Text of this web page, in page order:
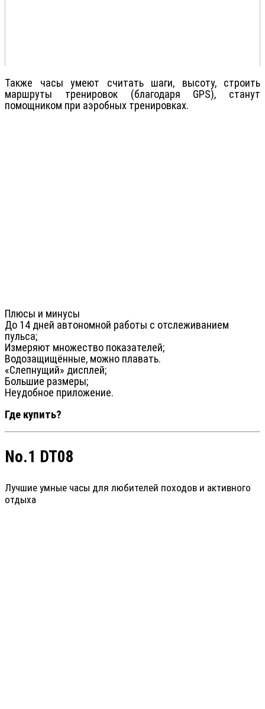
Также часы умеют считать шаги, высоту, строить
маршруты тренировок (благодаря GPS), станут
помощником при аэробных тренировках.
Плюсы и минусы
До 14 дней автономной работы с отслеживанием
пульса;
Измеряют множество показателей;
Водозащищённые, можно плавать.
«Слепнущий» дисплей;
Большие размеры;
Неудобное приложение.
Где купить?
No.1 DT08
Лучшие умные часы для любителей походов и активного
отдыха